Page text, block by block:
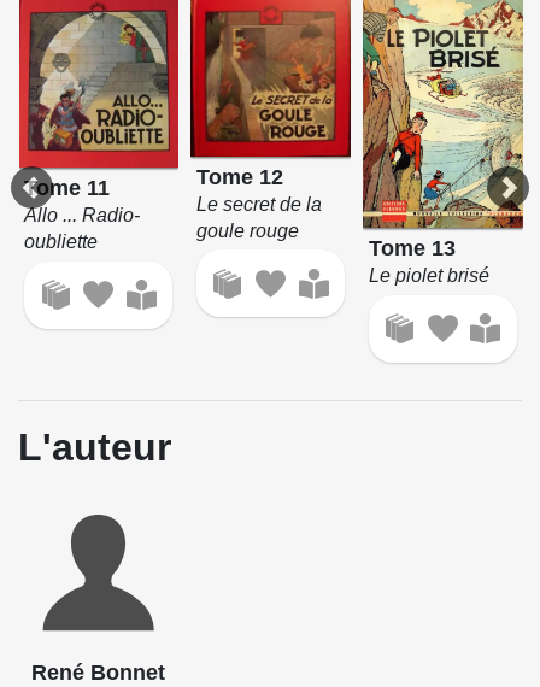
Tome 11
Allo ... Radio-
oubliette
Tome 12
Le secret de la
goule rouge
Tome 13
Le piolet brisé
L'auteur
René Bonnet